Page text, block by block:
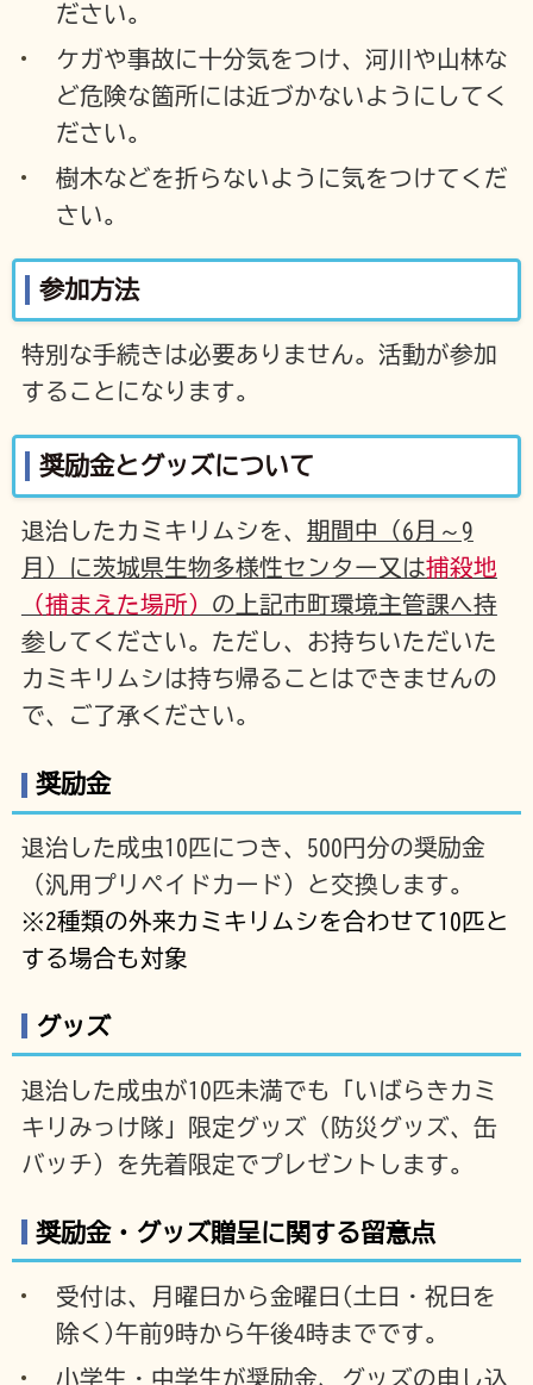
ださい。
ケガや事故に十分気をつけ、河川や山林な
ど危険な箇所には近づかないようにしてく
ださい。
樹木などを折らないように気をつけてくだ
さい。
参加方法
特別な手続きは必要ありません。活動が参加
することになります。
奨励金とグッズについて
退治したカミキリムシを、 期間中（6月～9
月）に茨城県生物多様性センター又は捕殺地
（捕まえた場所） の上記市町環境主管課へ持
参 してください。ただし、お持ちいただいた
カミキリムシは持ち帰ることはできませんの
で、ご了承ください。
奨励金
退治した成虫10匹につき、500円分の奨励金
（汎用プリペイドカード）と交換します。
※2種類の外来カミキリムシを合わせて10匹と
する場合も対象
グッズ
退治した成虫が10匹未満でも「いばらきカミ
キリみっけ隊」限定グッズ（防災グッズ、缶
バッチ）を先着限定でプレゼントします。
奨励金・グッズ贈呈に関する留意点
受付は、月曜日から金曜日(土日・祝日を
除く)午前9時から午後4時までです。
小学生・中学生が奨励金、グッズの申し込